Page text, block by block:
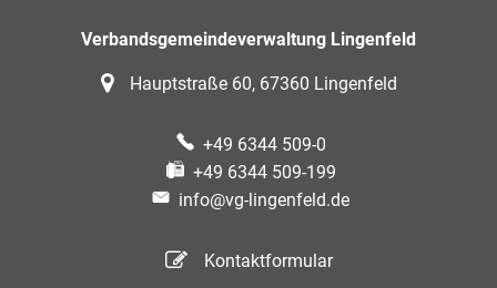
Verbandsgemeindeverwaltung Lingenfeld
Hauptstraße 60, 67360 Lingenfeld
+49 6344 509-0
+49 6344 509-199
info@vg-lingenfeld.de
Kontaktformular